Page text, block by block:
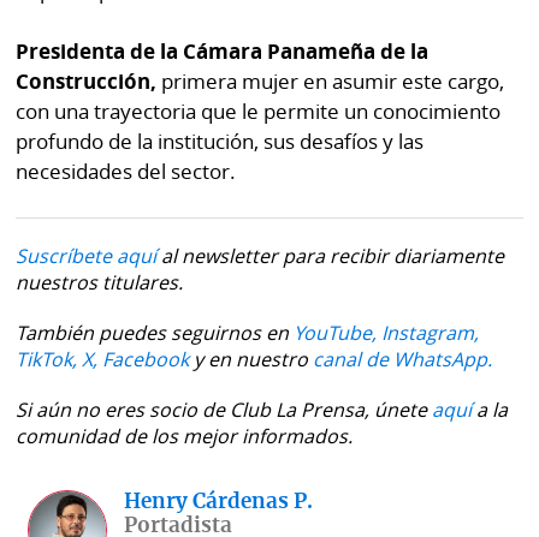
Presidenta de la Cámara Panameña de la
Construcción, primera mujer en asumir este cargo,
con una trayectoria que le permite un conocimiento
profundo de la institución, sus desafíos y las
necesidades del sector.
Suscríbete aquíal newsletter para recibir diariamente
nuestros titulares.
También puedes seguirnos en YouTube, Instagram,
TikTok, X, Facebooky en nuestro canal de WhatsApp.
Si aún no eres socio de Club La Prensa, úneteaquía la
comunidad de los mejor informados.
Henry Cárdenas P.
Portadista